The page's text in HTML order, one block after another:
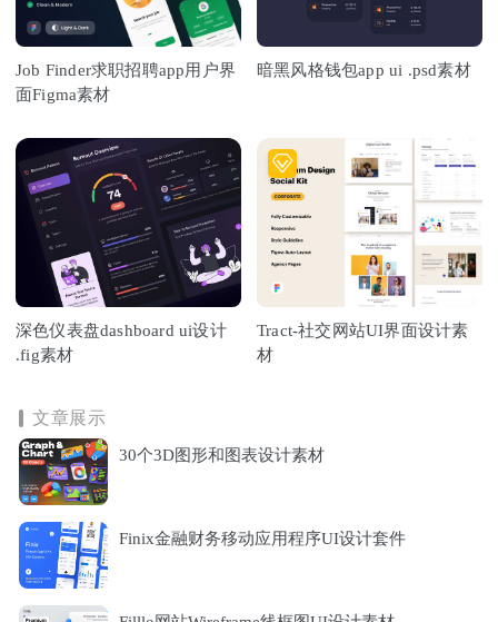
Job Finder求职招聘app用户界
面Figma素材
暗黑风格钱包app ui .psd素材
深色仪表盘dashboard ui设计
.fig素材
Tract-社交网站UI界面设计素
材
文章展示
30个3D图形和图表设计素材
Finix金融财务移动应用程序UI设计套件